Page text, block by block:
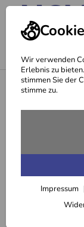
Wir verwenden
Erlebnis zu
stimmen Sie der
stimme zu.
Impressum
Spülung &